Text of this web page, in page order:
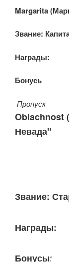
Margarita
Звание:
Награды:
Бонусы:
Пропуск
Oblachnost
Невада"
Звание:
Награды:
Бонусы: